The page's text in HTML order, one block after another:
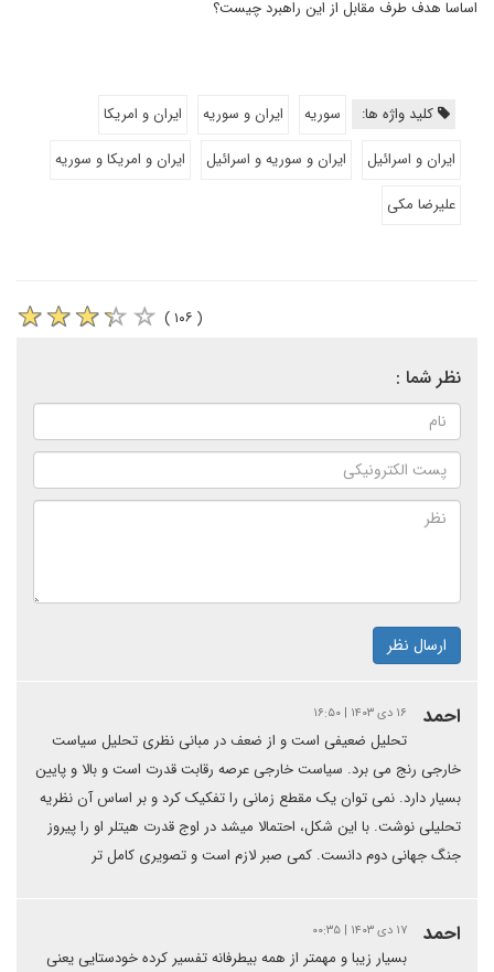
اساسا هدف طرف مقابل از این راهبرد چیست؟
کلید واژه ها: سوریه ایران و سوریه
ایران و امریکا
ایران و اسرائیل
ایران و سوریه و اسرائیل
ایران و امریکا و سوریه
علیرضا مکی
( ۱۰۶ )
نظر شما :
ارسال نظر
احمد ۱۶ دی ۱۴۰۳ | ۱۶:۵۰
تحلیل ضعیفی است و از ضعف در مبانی نظری تحلیل سیاست
خارجی رنج می برد. سیاست خارجی عرصه رقابت قدرت است و بالا و پایین
بسیار دارد. نمی توان یک مقطع زمانی را تفکیک کرد و بر اساس آن نظریه
تحلیلی نوشت. با این شکل، احتمالا میشد در اوج قدرت هیتلر او را پیروز
جنگ جهانی دوم دانست. کمی صبر لازم است و تصویری کامل تر
احمد ۱۷ دی ۱۴۰۳ | ۰۰:۳۵
بسیار زیبا و مهمتر از همه بیطرفانه تفسیر کرده خودستایی یعنی